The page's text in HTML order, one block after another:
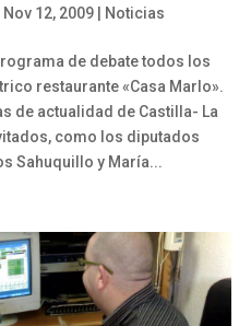
Nov 12, 2009| Noticias
de debate todos los
restaurante «Casa Marlo».
de actualidad de Castilla- La
como los diputados
Sahuquillo y María...